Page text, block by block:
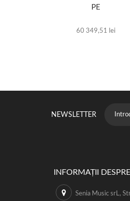
PE
60 349,51 lei
NEWSLETTER
INFORMAȚII
Senia Music srL,